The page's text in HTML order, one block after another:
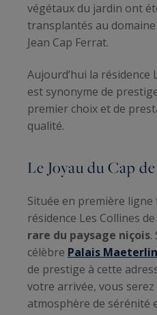
végétaux du jardin ont
transplantés au domaine
Jean Cap Ferrat.
Aujourd’hui la résidence
est synonyme de
premier choix et de
qualité.
Le Joyau du Cap
Située en première ligne
résidence Les Collines
rare du paysage niçois.
célèbre Palais
de prestige à cette
votre arrivée, vous
atmosphère de sérénité